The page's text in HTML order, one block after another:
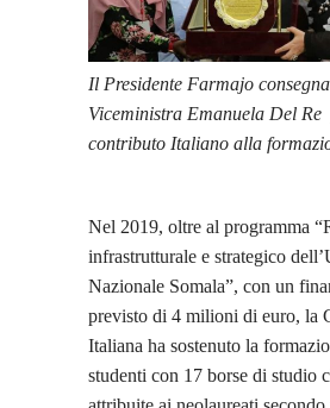
Il Presidente Farmajo
Viceministra Emanuela Del
contributo Italiano alla
Nel 2019, oltre al programma
infrastrutturale e strategico
Nazionale Somala”, con un
previsto di 4 milioni di euro, la
Italiana ha sostenuto la
studenti con 17 borse di studio